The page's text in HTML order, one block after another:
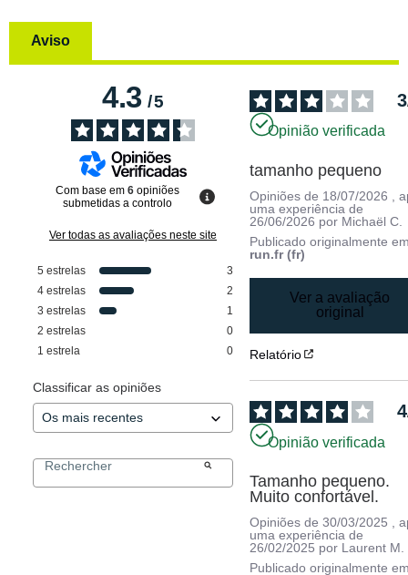
Aviso
4.3/5
Com base em 6 opiniões
submetidas a controlo
Ver todas as avaliações neste site
5 estrelas
3
4 estrelas
2
3 estrelas
1
2 estrelas
0
1 estrela 0
Classificar as opiniões
3
Opinião verificada
tamanho pequeno
Opiniões de 18/07/2026
,
uma experiência de
26/06/2026 por Michaël C.
Publicado originalmente
run.fr (fr)
Ver a avaliação
original
Relatório
4
Opinião verificada
Tamanho pequeno.
Muito confortável.
Opiniões de30/03/2025
,
uma experiência de
26/02/2025 por Laurent M.
Publicado originalmente